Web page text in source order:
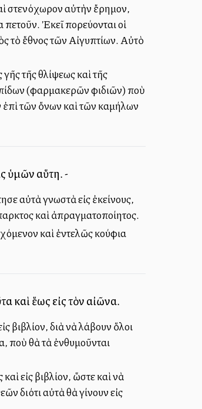
στενόχωρον αὐτὴν ἔρημον,
Ἐκεῖ πορεύονται οἱ
τὸ ἔθνος τῶν Αἰγυπτίων. Αὐτὸ
τῆς θλίψεως καὶ τῆς
(φαρμακερῶν φιδιῶν) ποὺ
ἐπὶ τῶν ὄνων καὶ τῶν καμήλων
ὑμῶν αὕτη. -
αὐτὰ γνωστὰ εἰς ἐκείνους,
καὶ ἀπραγματοποίητος.
καὶ ἐντελῶς κούφια
καὶ ἕως εἰς τὸν αἰῶνα.
βιβλίον, διὰ νὰ λάβουν ὅλοι
ποὺ θὰ τὰ ἐνθυμοῦνται
εἰς βιβλίον, ὥστε καὶ νὰ
διότι αὐτὰ θὰ γίνουν εἰς